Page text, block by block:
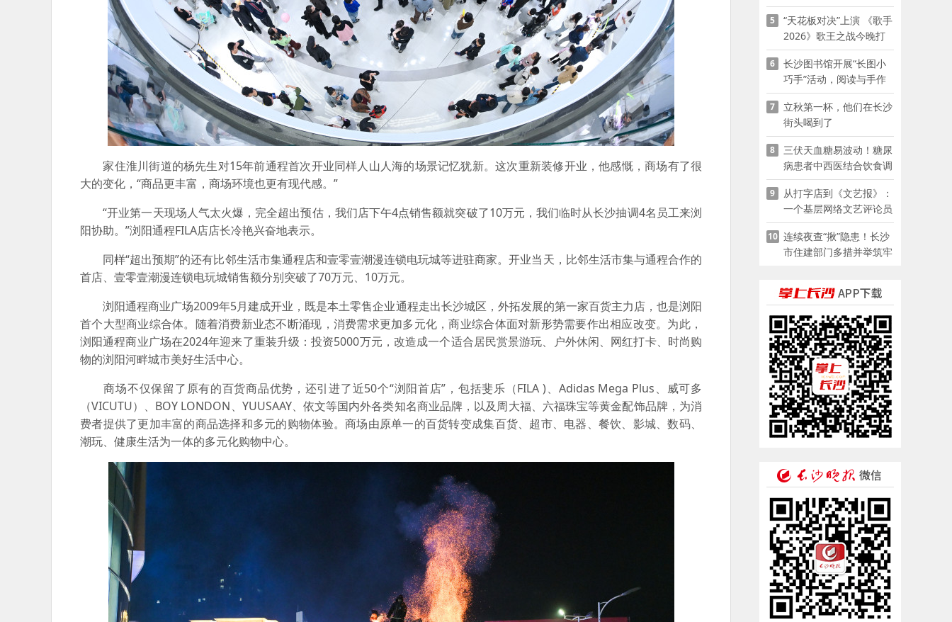
家住淮川街道的杨先生对15年前通程首次开业同样人山人海的场景记忆犹新。这次重新装修开业，他感慨，商场有了很
大的变化，“商品更丰富，商场环境也更有现代感。”
“开业第一天现场人气太火爆，完全超出预估，我们店下午4点销售额就突破了10万元，我们临时从长沙抽调4名员工来浏
阳协助。”浏阳通程FILA店店长冷艳兴奋地表示。
同样“超出预期”的还有比邻生活市集通程店和壹零壹潮漫连锁电玩城等进驻商家。开业当天，比邻生活市集与通程合作的
首店、壹零壹潮漫连锁电玩城销售额分别突破了70万元、10万元。
浏阳通程商业广场2009年5月建成开业，既是本土零售企业通程走出长沙城区，外拓发展的第一家百货主力店，也是浏阳
首个大型商业综合体。随着消费新业态不断涌现，消费需求更加多元化，商业综合体面对新形势需要作出相应改变。为此，
浏阳通程商业广场在2024年迎来了重装升级：投资5000万元，改造成一个适合居民赏景游玩、户外休闲、网红打卡、时尚购
物的浏阳河畔城市美好生活中心。
商场不仅保留了原有的百货商品优势，还引进了近50个“浏阳首店”，包括斐乐（FILA )、Adidas Mega Plus、威可多
（VICUTU）、BOY LONDON、YUUSAAY、依文等国内外各类知名商业品牌，以及周大福、六福珠宝等黄金配饰品牌，为消
费者提供了更加丰富的商品选择和多元的购物体验。商场由原单一的百货转变成集百货、超市、电器、餐饮、影城、数码、
潮玩、健康生活为一体的多元化购物中心。
夜市嘉年华启幕
5
“天花板对决”上演 《歌手
2026》歌王之战今晚打
响
6
长沙图书馆开展“长图小
巧手”活动，阅读与手作
赋能少儿暑期成长
7
立秋第一杯，他们在长沙
街头喝到了
8
三伏天血糖易波动！糖尿
病患者中西医结合饮食调
养指南
9
从打字店到《文艺报》：
一个基层网络文艺评论员
的突围
10 连续夜查“揪”隐患！长沙
市住建部门多措并举筑牢